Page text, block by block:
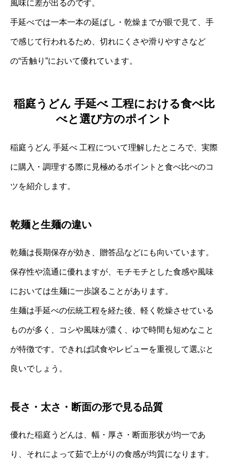
風味に差が出るのです。
手延べでは一本一本の延ばし・乾燥までが眼で見て、手
で感じて行われるため、切れにくさや滑りやすさなど
の“舌触り”において優れています。
稲庭うどん 手延べ 工程における食べ比
べと選び方のポイント
稲庭うどん 手延べ 工程について理解したところで、実際
に購入・調理する際に見極めるポイントと食べ比べのコ
ツを紹介します。
乾麺と生麺の違い
乾麺は長期保存が効き、贈答品などにも向いています。
保存性や流通に優れますが、モチモチとした食感や風味
においては生麺に一歩譲ることがあります。
生麺は手延べの伝統工程を経た後、軽く乾燥させている
ものが多く、コシや風味が濃く、ゆで時間も短めなこと
が特徴です。できれば試食やレビューを重視して選ぶと
良いでしょう。
長さ・太さ・断面の形で見る品質
優れた稲庭うどんは、幅・厚さ・断面形状が均一であ
り、それによって茹で上がりの食感が均質になります。